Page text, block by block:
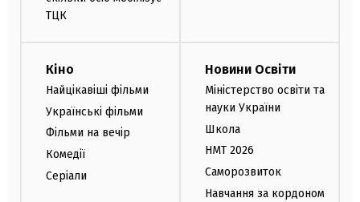
ТЦК
Кіно
Найцікавіші фільми
Українські фільми
Фільми на вечір
Комедії
Серіали
Новини Освіти
Міністерство освіти та
науки України
Школа
НМТ 2026
Саморозвиток
Навчання за кордоном